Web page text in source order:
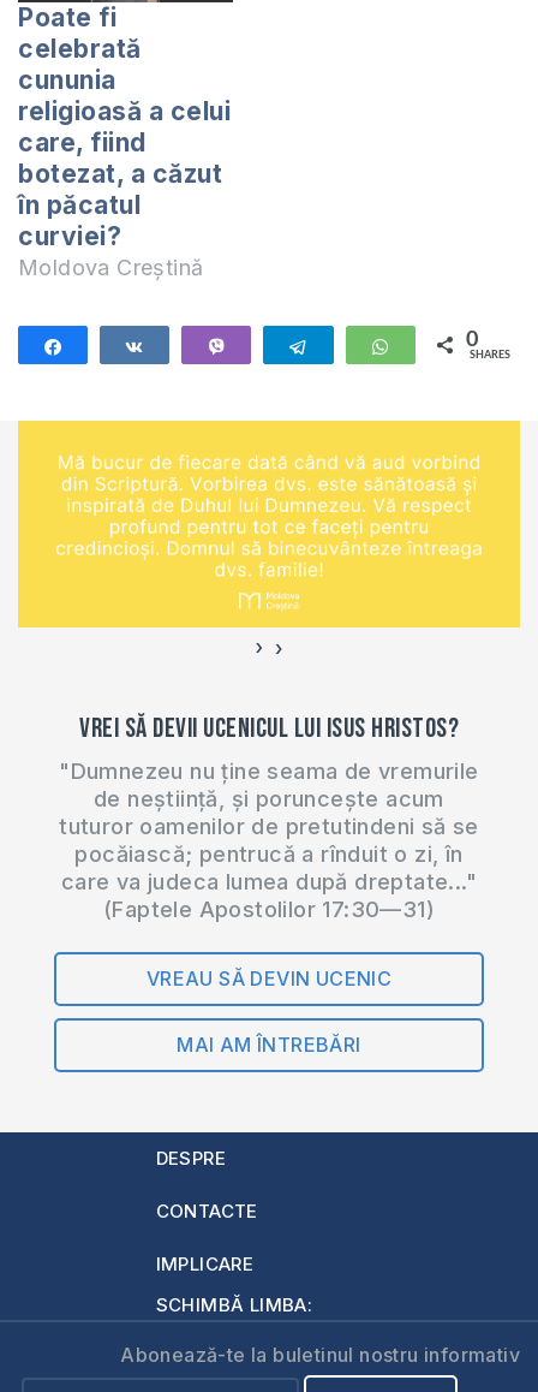
Poate fi
celebrată
cununia
religioasă a celui
care, fiind
botezat, a căzut
în păcatul
curviei?
Moldova Creștină
Telegram WhatsApp
0
SHARES
‹ ›
Vrei să devii ucenicul lui Isus Hristos?
"Dumnezeu nu ține seama de vremurile
de neștiință, și poruncește acum
tuturor oamenilor de pretutindeni să se
pocăiască; pentrucă a rînduit o zi, în
care va judeca lumea după dreptate..."
(Faptele Apostolilor 17:30—31)
VREAU SĂ DEVIN UCENIC
MAI AM ÎNTREBĂRI
DESPRE
CONTACTE
IMPLICARE
SCHIMBĂ LIMBA:
Abonează-te la buletinul nostru informativ